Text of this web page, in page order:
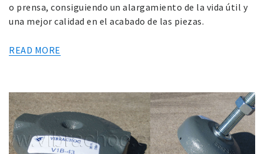
o prensa, consiguiendo un alargamiento de la vida útil y
una mejor calidad en el acabado de las piezas.
READ MORE